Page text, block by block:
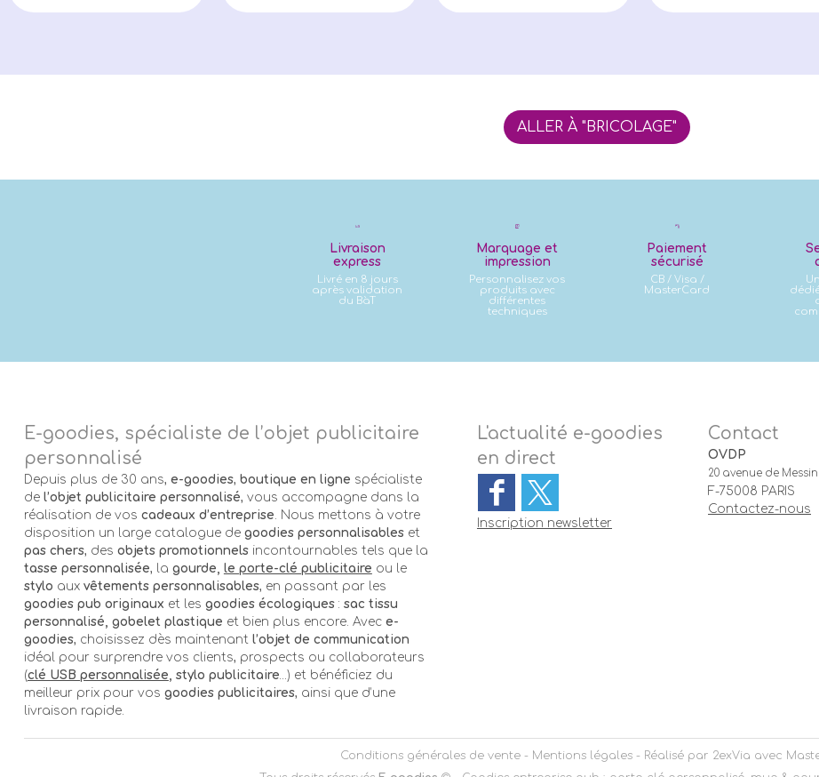
ALLER À "BRICOLAGE"
Livraison
express
Livré en 8 jours
après validation
du BàT
Marquage et
impression
Personnalisez vos
produits avec
différentes
techniques
Paiement
sécurisé
CB / Visa /
MasterCard
E-goodies, spécialiste de l’objet publicitaire
personnalisé
Depuis plus de 30 ans, e-goodies, boutique en ligne spécialiste
de l’objet publicitaire personnalisé, vous accompagne dans la
réalisation de vos cadeaux d’entreprise . Nous mettons à votre
disposition un large catalogue de goodies personnalisableset
pas chers, des objets promotionnelsincontournables tels que la
tasse personnalisée, la gourde, le porte-clé publicitaire ou le
stylo aux vêtements personnalisables, en passant par les
goodies pub originaux et les goodies écologiques: sac tissu
personnalisé, gobelet plastique et bien plus encore. Avec e-
goodies, choisissez dès maintenant l’objet de communication
idéal pour surprendre vos clients, prospects ou collaborateurs
(clé USB personnalisée , stylo publicitaire …) et bénéficiez du
meilleur prix pour vos goodies publicitaires, ainsi que d’une
livraison rapide.
L'actualité e-goodies
en direct
Inscription newsletter
Contact
OVDP
20 avenue de
F-75008 PARIS
Contactez-nous
Conditions générales de vente- Mentions légales- Réalisé par 2exVia avec